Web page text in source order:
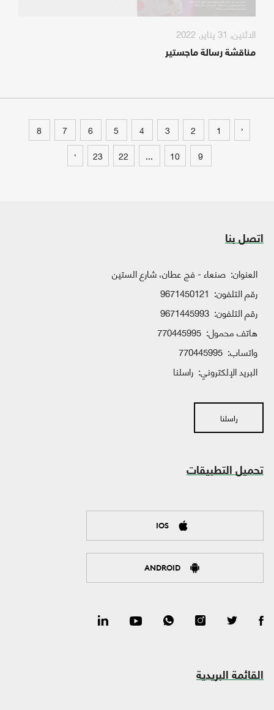
الاثنين, 31 يناير, 2022
مناقشة رسالة ماجستير
‹
1
2
3
4
5
6
7
8
9
10
...
22
23
›
اتصل بنا
العنوان: صنعاء - فج عطان، شارع الستين
رقم التلفون: 9671450121
رقم التلفون: 9671445993
هاتف محمول: 770445995
واتساب:
البريد الإلكتروني: راسلنا
راسلنا
تحميل التطبيقات
IOS
ANDROID
القائمة البريدية